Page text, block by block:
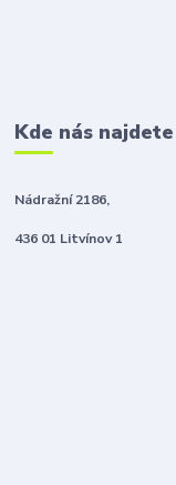
Kde nás najdete
Nádražní 2186,
436 01 Litvínov 1